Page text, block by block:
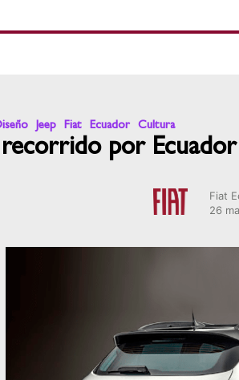
Jeep Fiat Ecuador Cultura
por
Fiat
26